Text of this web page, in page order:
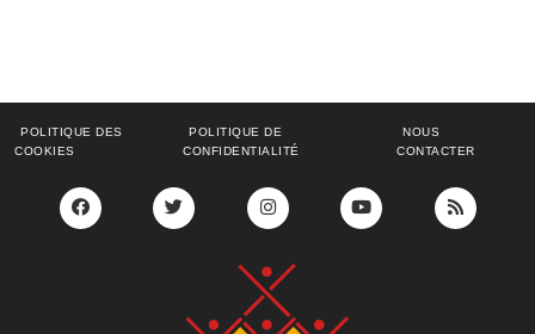
POLITIQUE DES
COOKIES
POLITIQUE DE
CONFIDENTIALITÉ
NOUS
CONTACTER